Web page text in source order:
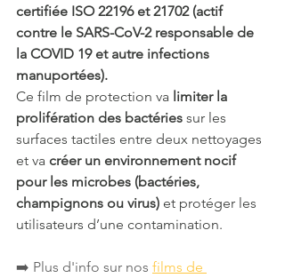
certifiée ISO 22196 et 21702 (actif
contre le SARS-CoV-2 responsable de
la COVID 19 et autre infections
manuportées).
Ce film de protection va limiter la
prolifération des bactéries sur les
surfaces tactiles entre deux nettoyages
et va créer un environnement nocif
pour les microbes (bactéries,
champignons ou virus) et protéger les
utilisateurs d’une contamination.
➡️ Plus d'info sur nos films de